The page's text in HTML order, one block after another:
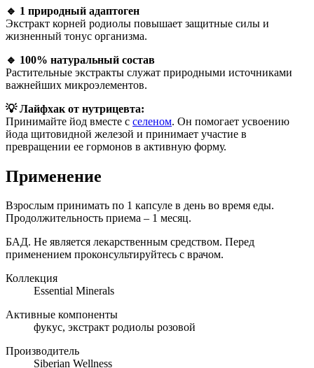
🔹 1 природный адаптоген
Экстракт корней родиолы повышает защитные силы и
жизненный тонус организма.
🔹 100% натуральный состав
Растительные экстракты служат природными источниками
важнейших микроэлементов.
💡 Лайфхак от нутрицевта:
Принимайте йод вместе с селеном. Он помогает усвоению
йода щитовидной железой и принимает участие в
превращении ее гормонов в активную форму.
Применение
Взрослым принимать по 1 капсуле в день во время еды.
Продолжительность приема – 1 месяц.
БАД. Не является лекарственным средством. Перед
применением проконсультируйтесь с врачом.
Коллекция
Essential Minerals
Активные компоненты
фукус, экстракт родиолы розовой
Производитель
Siberian Wellness